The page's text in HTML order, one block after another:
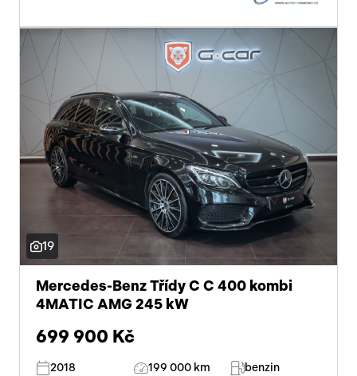
Začátek reklamy
Konec reklamy
19
Mercedes-Benz Třídy C C 400 kombi
4MATIC AMG 245 kW
699 900 Kč
2018 199 000 km
benzin